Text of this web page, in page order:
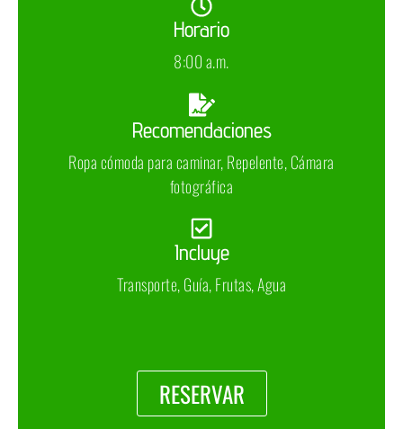
Horario
8:00 a.m.
Recomendaciones
Ropa cómoda para caminar, Repelente, Cámara
fotográfica
Incluye
Transporte, Guía, Frutas, Agua
RESERVAR